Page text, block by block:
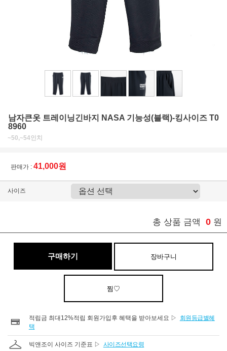
남자큰옷 트레이닝긴바지 NASA 기능성(블랙)-킹사이즈 T0
8960
~50,~54인치
판매가 : 41,000원
사이즈
총 상품 금액 0 원
구매하기 장바구니
찜♡
적립금 최대12%적립 회원가입후 혜택을 받아보세요 ▷
회원등급별혜
택
빅앤조이 사이즈 기준표 ▷ 사이즈선택요령